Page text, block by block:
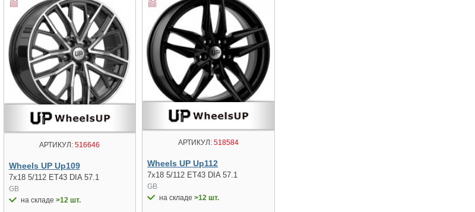
АРТИКУЛ: 516646
Wheels UP Up109
7x18 5/112 ET43 DIA 57.1
GB
на складе >12 шт.
АРТИКУЛ: 518584
Wheels UP Up112
7x18 5/112 ET43 DIA 57.1
GB
на складе>12 шт.